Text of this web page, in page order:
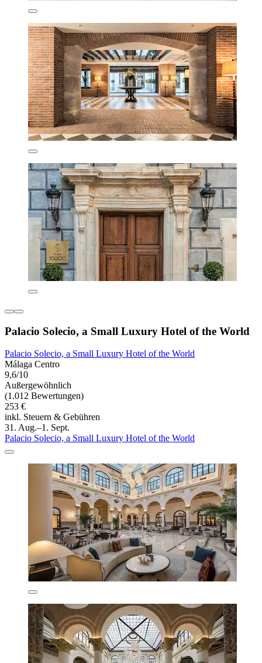
Palacio Solecio, a Small Luxury Hotel of the World
Palacio Solecio, a Small Luxury Hotel of the World
Málaga Centro
9,6/10
Außergewöhnlich
(1.012 Bewertungen)
253 €
inkl. Steuern & Gebühren
31. Aug.–1. Sept.
Palacio Solecio, a Small Luxury Hotel of the World